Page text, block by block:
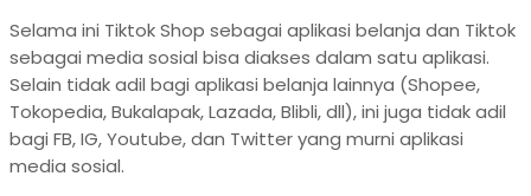
Selama ini Tiktok Shop sebagai aplikasi belanja dan Tiktok
sebagai media sosial bisa diakses dalam satu aplikasi.
Selain tidak adil bagi aplikasi belanja lainnya (Shopee,
Tokopedia, Bukalapak, Lazada, Blibli, dll), ini juga tidak adil
bagi FB, IG, Youtube, dan Twitter yang murni aplikasi
media sosial.